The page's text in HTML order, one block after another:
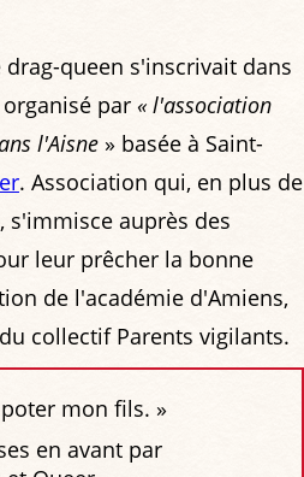
queen s'inscrivait dans
par « l'association
l'Aisne » basée à Saint-
. Association qui, en plus de
s'immisce auprès des
leur prêcher la bonne
de l'académie d'Amiens,
collectif Parents vigilants.
mon fils. »
en avant par